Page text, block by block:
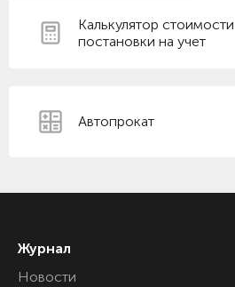
Калькулятор стоимости
постановки на учет
Автопрокат
Журнал
Новости